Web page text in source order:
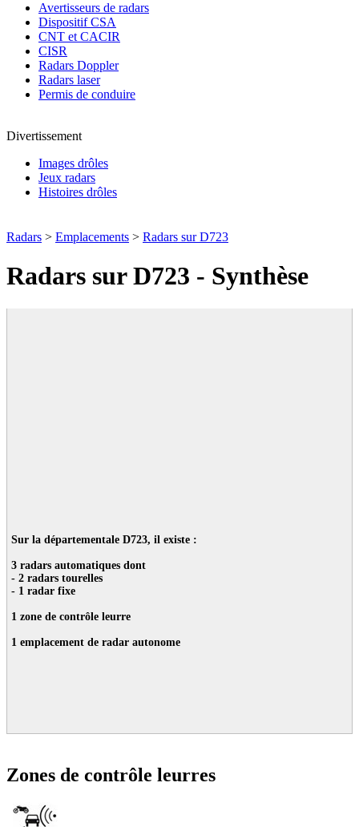
Avertisseurs de radars
Dispositif CSA
CNT et CACIR
CISR
Radars Doppler
Radars laser
Permis de conduire
Divertissement
Images drôles
Jeux radars
Histoires drôles
Radars > Emplacements > Radars sur D723
Radars sur D723 - Synthèse
Sur la départementale D723, il existe :
3 radars automatiques dont
- 2 radars tourelles
- 1 radar fixe
1 zone de contrôle leurre
1 emplacement de radar autonome
Zones de contrôle leurres